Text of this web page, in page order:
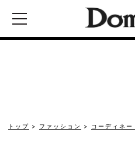
トップ ファッション コーディネー